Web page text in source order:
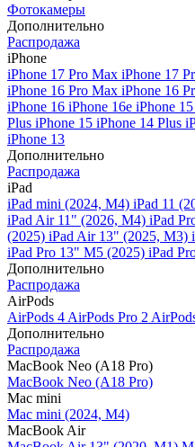
Фотокамеры
Дополнительно
Распродажа
iPhone
iPhone 17 Pro Max iPhone 17
iPhone 16 Pro Max iPhone 16
iPhone 16 iPhone 16e iPhone
Plus iPhone 15 iPhone 14 Plus
iPhone 13
Дополнительно
Распродажа
iPad
iPad mini (2024, M4) iPad 11
iPad Air 11" (2026, M4) iPad
(2025) iPad Air 13" (2025, M3)
iPad Pro 13" M5 (2025) iPad
Дополнительно
Распродажа
AirPods
AirPods 4 AirPods Pro 2
Дополнительно
Распродажа
MacBook Neo (A18 Pro)
MacBook Neo (A18 Pro)
Mac mini
Mac mini (2024, M4)
MacBook Air